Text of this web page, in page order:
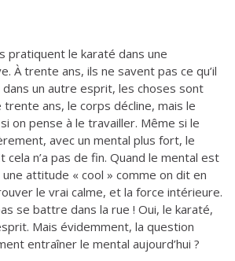
pratiquent le karaté dans une
À trente ans, ils ne savent pas ce qu’il
un autre esprit, les choses sont
ans, le corps décline, mais le
on pense à le travailler. Même si le
avec un mental plus fort, le
cela n’a pas de fin. Quand le mental est
attitude « cool » comme on dit en
le vrai calme, et la force intérieure.
se battre dans la rue ! Oui, le karaté,
Mais évidemment, la question
entraîner le mental aujourd’hui ?